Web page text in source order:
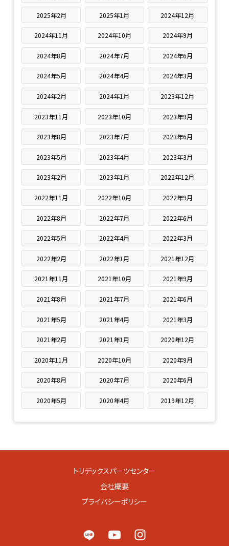
2025年2月 2025年1月 2024年12月
2024年11月 2024年10月 2024年9月
2024年8月 2024年7月 2024年6月
2024年5月 2024年4月 2024年3月
2024年2月 2024年1月 2023年12月
2023年11月 2023年10月 2023年9月
2023年8月 2023年7月 2023年6月
2023年5月 2023年4月 2023年3月
2023年2月 2023年1月 2022年12月
2022年11月 2022年10月 2022年9月
2022年8月 2022年7月 2022年6月
2022年5月 2022年4月 2022年3月
2022年2月 2022年1月 2021年12月
2021年11月 2021年10月 2021年9月
2021年8月 2021年7月 2021年6月
2021年5月 2021年4月 2021年3月
2021年2月 2021年1月 2020年12月
2020年11月 2020年10月 2020年9月
2020年8月 2020年7月 2020年6月
2020年5月 2020年4月 2019年12月
トリデックスパーツセンター
会社概要
プライバシーポリシー